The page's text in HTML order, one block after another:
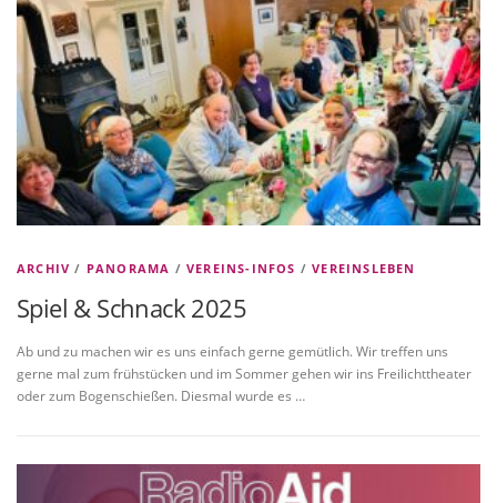
ARCHIV / PANORAMA /VEREINS-INFOS /VEREINSLEBEN
Spiel & Schnack 2025
Ab und zu machen wir es uns einfach gerne gemütlich. Wir treffen uns
gerne mal zum frühstücken und im Sommer gehen wir ins Freilichttheater
oder zum Bogenschießen. Diesmal wurde es …